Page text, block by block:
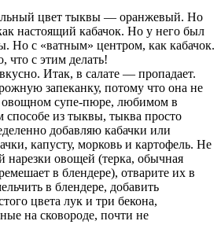
цвет тыквы — оранжевый. Но
настоящий кабачок. Но у него был
Но с «ватным» центром, как кабачок.
что с этим делать!
Итак, в салате — пропадает.
запеканку, потому что она не
овощном супе-пюре, любимом в
из тыквы, тыква просто
добавляю кабачки или
капусту, морковь и картофель. Не
нарезки овощей (терка, обычная
в блендере), отварите их в
в блендере, добавить
цвета лук и три бекона,
на сковороде, почти не